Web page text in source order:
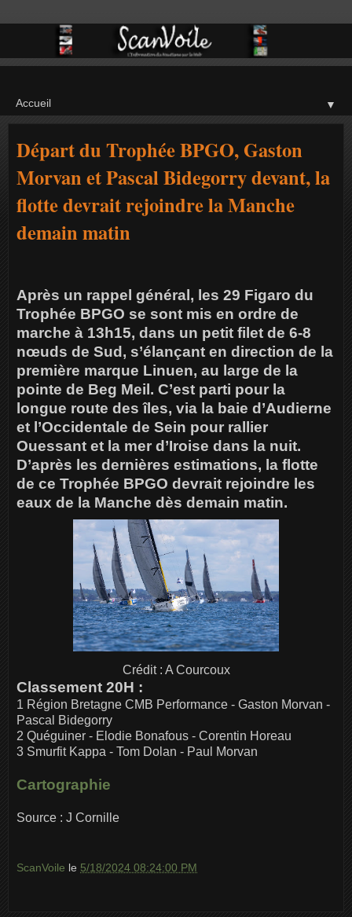
▼
Départ du Trophée BPGO, Gaston
Morvan et Pascal Bidegorry devant, la
flotte devrait rejoindre la Manche
demain matin
Après un rappel général, les 29 Figaro du
Trophée BPGO se sont mis en ordre de
marche à 13h15, dans un petit filet de 6-8
nœuds de Sud, s’élançant en direction de la
première marque Linuen, au large de la
pointe de Beg Meil. C’est parti pour la
longue route des îles, via la baie d’Audierne
et l’Occidentale de Sein pour rallier
Ouessant et la mer d’Iroise dans la nuit.
D’après les dernières estimations, la flotte
de ce Trophée BPGO devrait rejoindre les
eaux de la Manche dès demain matin.
Crédit : A Courcoux
Classement 20H :
1 Région Bretagne CMB Performance - Gaston Morvan -
Pascal Bidegorry
2 Quéguiner - Elodie Bonafous - Corentin Horeau
3 Smurfit Kappa - Tom Dolan - Paul Morvan
Cartographie
Source : J Cornille
ScanVoile le 5/18/2024 08:24:00 PM